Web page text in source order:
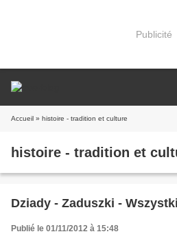
Publicité
Accueil » histoire - tradition et culture
histoire - tradition et
Dziady - Zaduszki -
Publié le 01/11/2012 à 15:48